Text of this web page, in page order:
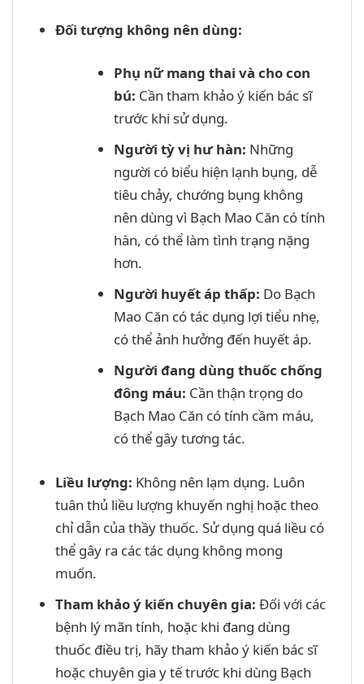
Đối tượng không nên dùng:
Phụ nữ mang thai và cho con
bú: Cần tham khảo ý kiến bác sĩ
trước khi sử dụng.
Người tỳ vị hư hàn: Những
người có biểu hiện lạnh bụng, dễ
tiêu chảy, chướng bụng không
nên dùng vì Bạch Mao Căn có tính
hàn, có thể làm tình trạng nặng
hơn.
Người huyết áp thấp: Do Bạch
Mao Căn có tác dụng lợi tiểu nhẹ,
có thể ảnh hưởng đến huyết áp.
Người đang dùng thuốc chống
đông máu: Cần thận trọng do
Bạch Mao Căn có tính cầm máu,
có thể gây tương tác.
Liều lượng: Không nên lạm dụng. Luôn
tuân thủ liều lượng khuyến nghị hoặc theo
chỉ dẫn của thầy thuốc. Sử dụng quá liều có
thể gây ra các tác dụng không mong
muốn.
Tham khảo ý kiến chuyên gia: Đối với các
bệnh lý mãn tính, hoặc khi đang dùng
thuốc điều trị, hãy tham khảo ý kiến bác sĩ
hoặc chuyên gia y tế trước khi dùng Bạch